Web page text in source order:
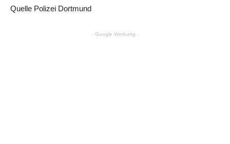
Quelle Polizei Dortmund
- Google Werbung -